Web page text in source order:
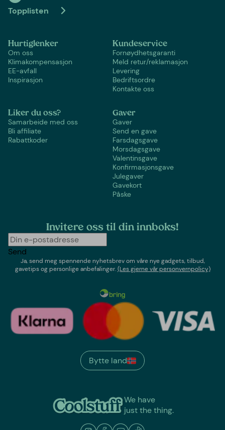
Topplisten
Hurtiglenker
Om oss
Klimakompensasjon
EE-avfall
Inspirasjon
Kundeservice
Fornøydhetsgaranti
Meld retur/reklamasjon
Levering
Bedriftsordre
Kontakte oss
Liker du oss?
Samarbeide med oss
Bli affiliate
Rabattkoder
Gaver
Gaver
Send en gave
Farsdagsgave
Morsdagsgave
Valentinsgave
Konfirmasjonsgave
Julegaver
Gavekort
Påske
Invitere oss til din innboks!
Send
Ja, send meg spennende nyhetsbrev om våre nye gadgets, tilbud,
gavetips og personlige anbefalinger.(Les gjerne vår personvernpolicy)
We have
just the thing.
Bytte land